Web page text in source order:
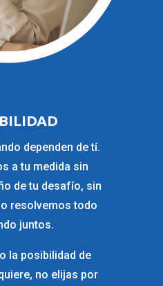
dependen de tí.
a tu medida sin
de tu desafío, sin
resolvemos todo
juntos.
la posibilidad de
no elijas por